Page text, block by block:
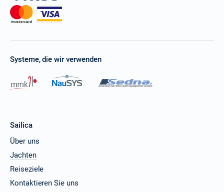
Systeme, die wir verwenden
Sailica
Über uns
Jachten
Reiseziele
Kontaktieren Sie uns